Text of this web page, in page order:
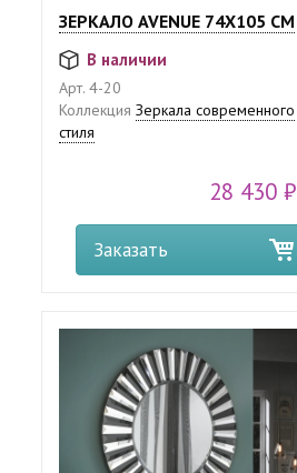
ЗЕРКАЛО AVENUE 74Х105 СМ
В наличии
Арт.4-20
Коллекция Зеркала современного
стиля
28 430 ₽
Заказать